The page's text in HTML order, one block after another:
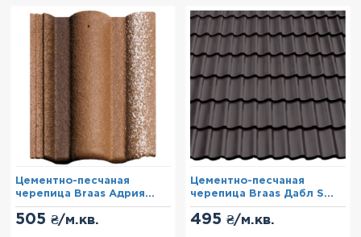
Цементно-песчаная
черепица Braas Адрия
Коричневый
505 ₴/м.кв.
Цементно-песчаная
черепица Braas Дабл S
Графит
495 ₴/м.кв.